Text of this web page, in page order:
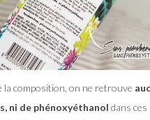
la composition, on ne retrouve
ni de phénoxyéthanol dans ces